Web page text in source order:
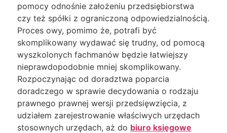
pomocy odnośnie założeniu przedsiębiorstwa
czy też spółki z ograniczoną odpowiedzialnością.
Proces owy, pomimo że, potrafi być
skomplikowany wydawać się trudny, od pomocą
wyszkolonych fachmanów będzie łatwiejszy
nieprawdopodobnie mniej skomplikowany.
Rozpoczynając od doradztwa poparcia
doradczego w sprawie decydowania o rodzaju
prawnego prawnej wersji przedsięwzięcia, z
udziałem zarejestrowanie właściwych urzędach
stosownych urzędach, aż do biuro księgowe